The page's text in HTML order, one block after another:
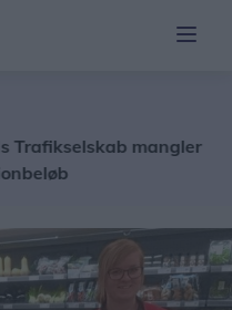
mangler